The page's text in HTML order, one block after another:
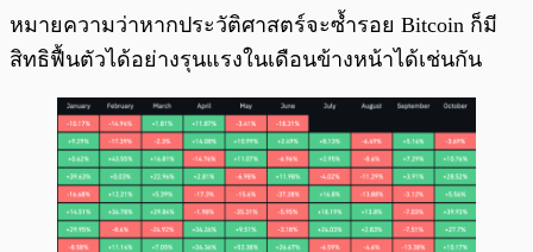
หมายความว่าหากประวัติศาสตร์จะซ้ำรอย Bitcoin ก็มี
สิทธิฟื้นตัวได้อย่างรุนแรงในเดือนข้างหน้าได้เช่นกัน